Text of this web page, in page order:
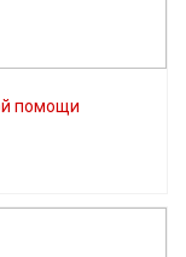
помощи